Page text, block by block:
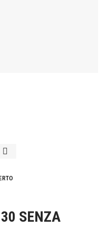
SENZA